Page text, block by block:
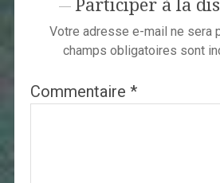
Participer à la
Votre adresse e-mail ne sera
champs obligatoires sont
Commentaire *